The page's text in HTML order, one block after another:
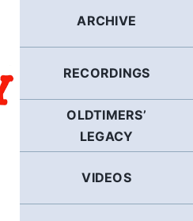
ARCHIVE
RECORDINGS
OLDTIMERS’
LEGACY
VIDEOS